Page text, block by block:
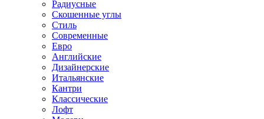
Радиусные
Скошенные углы
Стиль
Современные
Евро
Английские
Дизайнерские
Итальянские
Кантри
Классические
Лофт